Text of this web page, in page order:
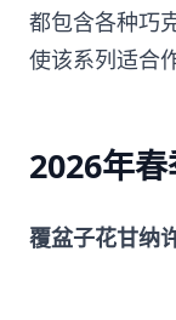
都包含各种巧
使该系列适合
2026年
覆盆子花甘纳